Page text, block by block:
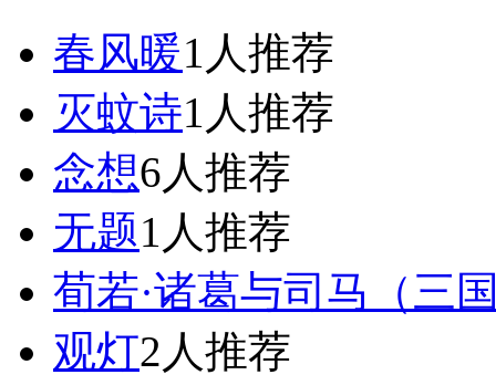
春风暖1人推荐
灭蚊诗1人推荐
念想6人推荐
无题1人推荐
荀若·诸葛与司马（三
观灯2人推荐